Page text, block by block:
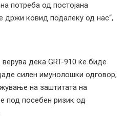
потреба од постојана
држи ковид подалеку од нас“,
дека GRT-910 ќе биде
силен имунолошки одговор,
на заштитата на
е под посебен ризик од